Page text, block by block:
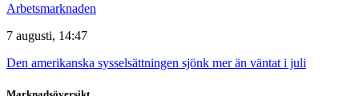
Arbetsmarknaden
7 augusti, 14:47
Den amerikanska sysselsättningen sjönk mer än väntat i juli